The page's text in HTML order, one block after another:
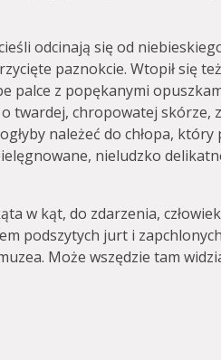
odcinają się od
paznokcie. Wtopił się
palce z popękanymi
o twardej, chropowatej skórze,
należeć do chłopa, który
nieludzko
w kąt, do zdarzenia,
podszytych jurt i
Może wszędzie tam